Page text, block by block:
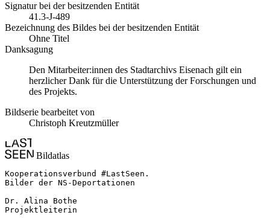
Signatur bei der besitzenden Entität
41.3-J-489
Bezeichnung des Bildes bei der besitzenden Entität
Ohne Titel
Danksagung
Den Mitarbeiter:innen des Stadtarchivs Eisenach gilt ein
herzlicher Dank für die Unterstützung der Forschungen und
des Projekts.
Bildserie bearbeitet von
Christoph Kreutzmüller
Bildatlas
Kooperationsverbund #LastSeen.
Bilder der NS-Deportationen
Dr. Alina Bothe
Projektleiterin